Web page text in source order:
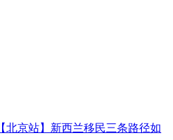
【北京站】新西兰移民三条路径如